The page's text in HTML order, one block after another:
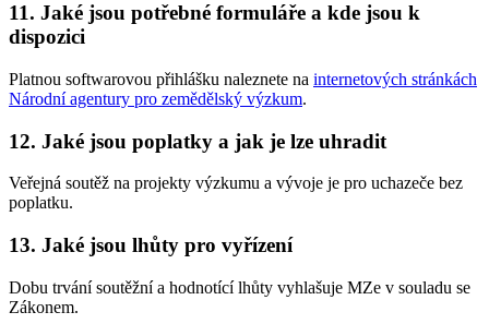
11. Jaké jsou potřebné formuláře a kde jsou k
dispozici
Platnou softwarovou přihlášku naleznete na internetových stránkách
Národní agentury pro zemědělský výzkum.
12. Jaké jsou poplatky a jak je lze uhradit
Veřejná soutěž na projekty výzkumu a vývoje je pro uchazeče bez
poplatku.
13. Jaké jsou lhůty pro vyřízení
Dobu trvání soutěžní a hodnotící lhůty vyhlašuje MZe v souladu se
Zákonem.